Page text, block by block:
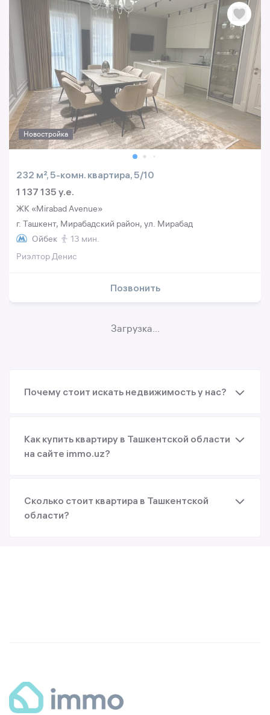
Новостройка
232 м², 5-комн. квартира, 5/10
1 137 135 y.e.
ЖК «Mirabad Avenue»
г. Ташкент, Мирабадский район, ул. Мирабад
Ойбек
13 мин.
Риэлтор Денис
Позвонить
Загрузка...
Почему стоит искать недвижимость у нас?
Как купить квартиру в Ташкентской области
на сайте immo.uz?
Сколько стоит квартира в Ташкентской
области?